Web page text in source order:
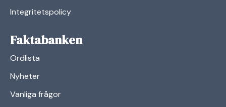
Integritetspolicy
Faktabanken
Ordlista
Nyheter
Vanliga frågor